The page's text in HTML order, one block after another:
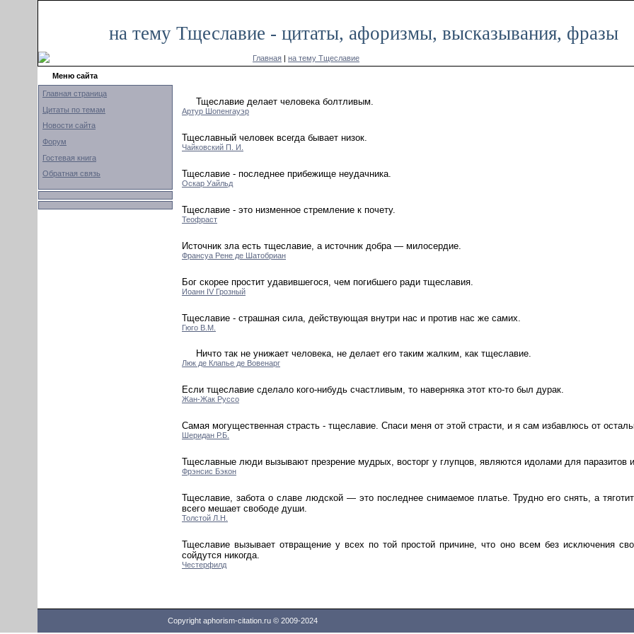
на тему Тщеславие - цитаты, афоризмы, высказывания, фразы
Главная | на тему Тщеславие
Меню сайта
Главная страница
Цитаты по темам
Новости сайта
Форум
Гостевая книга
Обратная связь
Тщеславие делает человека болтливым.
Артур Шопенгауэр
Тщеславный человек всегда бывает низок.
Чайковский П. И.
Тщеславие - последнее прибежище неудачника.
Оскар Уайльд
Тщеславие - это низменное стремление к почету.
Теофраст
Источник зла есть тщеславие, а источник добра — милосердие.
Франсуа Рене де Шатобриан
Бог скорее простит удавившегося, чем погибшего ради тщеславия.
Иоанн IV Грозный
Тщеславие - страшная сила, действующая внутри нас и против нас же самих.
Гюго В.М.
Ничто так не унижает человека, не делает его таким жалким, как тщеславие.
Люк де Клапье де Вовенарг
Если тщеславие сделало кого-нибудь счастливым, то наверняка этот кто-то был дурак.
Жан-Жак Руссо
Самая могущественная страсть - тщеславие. Спаси меня от этой страсти, и я сам избавлюсь от
Шеридан Р.Б.
Тщеславные люди вызывают презрение мудрых, восторг у глупцов, являются идолами для паразитов и
Фрэнсис Бэкон
Тщеславие, забота о славе людской — это последнее снимаемое платье. Трудно его снять, а
всего мешает свободе души.
Толстой Л.Н.
Тщеславие вызывает отвращение у всех по той простой причине, что оно всем без исключения
сойдутся никогда.
Честерфилд
Copyright aphorism-citation.ru © 2009-2024